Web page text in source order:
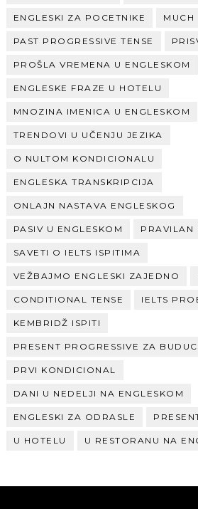
ENGLESKI ZA POCETNIKE MUCH
PAST PROGRESSIVE TENSE
PROŠLA VREMENA U ENGLESKOM
ENGLESKE FRAZE U HOTELU
MNOZINA IMENICA U ENGLESKOM
TRENDOVI U UČENJU JEZIKA
O NULTOM KONDICIONALU
ENGLESKA TRANSKRIPCIJA
ONLAJN NASTAVA ENGLESKOG
PASIV U ENGLESKOM PRAVILAN
SAVETI O IELTS ISPITIMA
VEŽBAJMO ENGLESKI ZAJEDNO
CONDITIONAL TENSE IELTS
KEMBRIDŽ ISPITI
PRESENT PROGRESSIVE ZA
PRVI KONDICIONAL
DANI U NEDELJI NA ENGLESKOM
ENGLESKI ZA ODRASLE
U HOTELU U RESTORANU NA